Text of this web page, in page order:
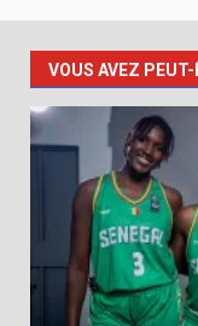
VOUS AVEZ PEUT-